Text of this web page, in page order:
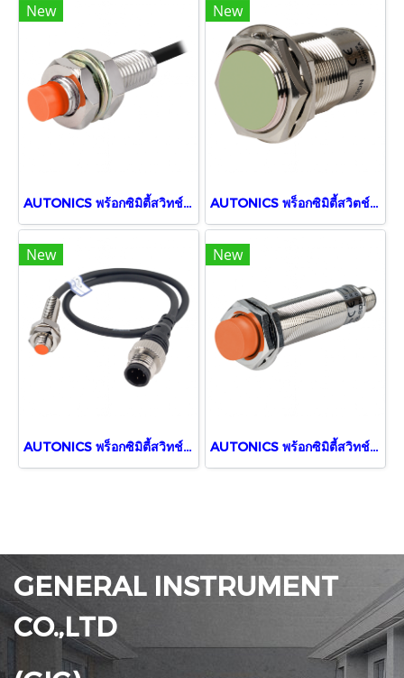
New
AUTONICS พร้อกซิมิตี้สวิทช์ PRT08-2DC
New
AUTONICS พร็อกซิมิตี้สวิตช์ PRCM30-15DN
New
AUTONICS พร็อกซิมิตี้สวิทช์ PRW08-2DP
New
AUTONICS พร้อกซิมิตี้สวิทช์ PRCML18-8DP
GENERAL INSTRUMENT
CO.,LTD